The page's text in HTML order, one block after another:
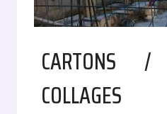
CARTONS
COLLAGES